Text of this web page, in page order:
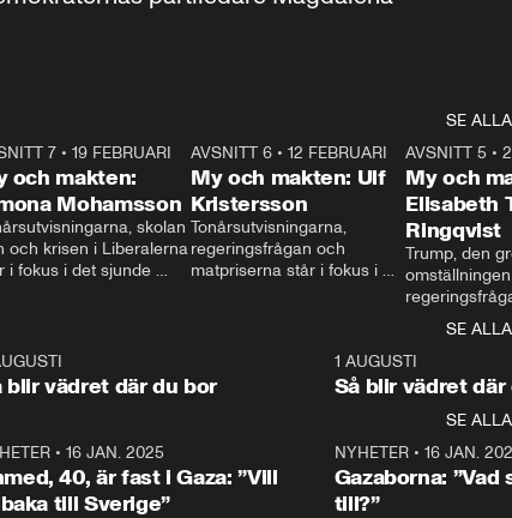
SE ALLA
24:30
7• 19 FEBRUARI
och makten:
Mohamsson
skolan
och krisen i Liberalerna
i fokus i det sjunde
My
ställer
och
till svars.
27:30
AVSNITT 6 •12 FEBRUARI
My och makten: Ulf
Kristersson
Tonårsutvisningarna,
regeringsfrågan och
matpriserna står i fokus i
Rohwedder ställer
statsminister Ulf Kristersson
AVSNITT 5 •
My och
Elisabeth
Ringqvist
Trump, den
centrum i
avsnittet av
Makten”. Se
Aftonbladets
Rohwedder
Thand Ring
SE ALLA
blir vädret där du bor
1 AUGUSTI
Så blir vädret där
SE ALLA
• 16 JAN. 2025
40, är fast i Gaza: ”Vill
till Sverige”
NYHETER• 16 JAN.
Gazaborna:
till?”